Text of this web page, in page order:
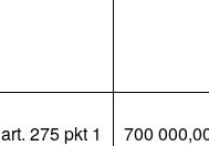
art. 275 pkt 1
700